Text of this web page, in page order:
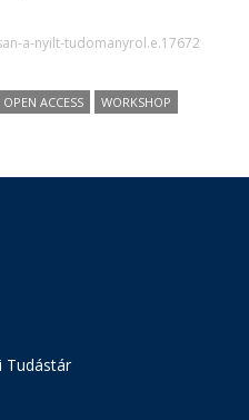
a-nyilt-tudomanyrol.e.17672
OPEN ACCESS WORKSHOP
Tudástár